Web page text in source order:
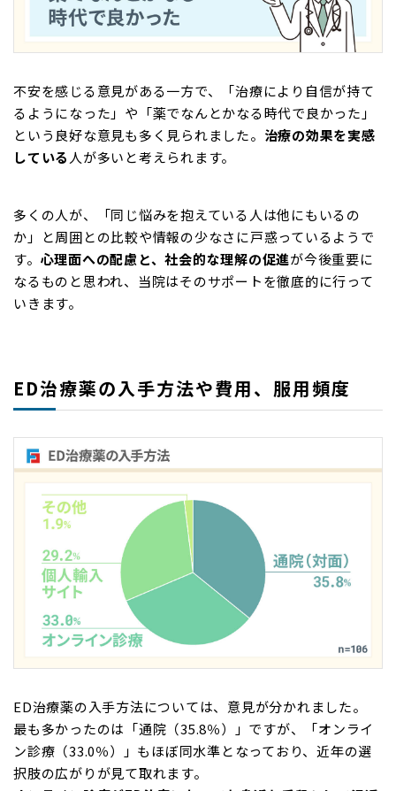
不安を感じる意見がある一方で、「治療により自信が持て
るようになった」や「薬でなんとかなる時代で良かった」
という良好な意見も多く見られました。 治療の効果を実感
している 人が多いと考えられます。
多くの人が、「同じ悩みを抱えている人は他にもいるの
か」と周囲との比較や情報の少なさに戸惑っているようで
す。 心理面への配慮と、社会的な理解の促進が今後重要に
なるものと思われ、当院はそのサポートを徹底的に行って
いきます。
ED治療薬の入手方法や費用、服用頻度
ED治療薬の入手方法については、意見が分かれました。
最も多かったのは「通院（35.8％）」ですが、「オンライ
ン診療（33.0％）」もほぼ同水準となっており、近年の選
択肢の広がりが見て取れます。